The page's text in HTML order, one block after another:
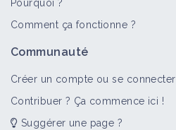
Pourquoi ?
Comment ça fonctionne ?
Communauté
Créer un compte ou se connecter
Contribuer ? Ça commence ici !
Suggérer une page ?